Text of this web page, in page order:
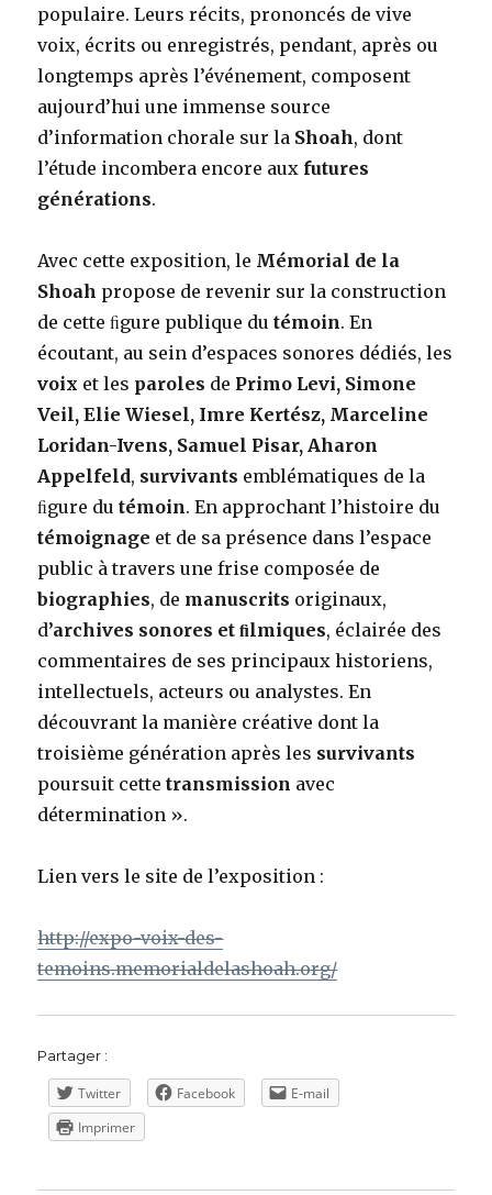
populaire. Leurs récits, prononcés de vive
voix, écrits ou enregistrés, pendant, après ou
longtemps après l’événement, composent
aujourd’hui une immense source
d’information chorale sur la Shoah, dont
l’étude incombera encore aux futures
générations.
Avec cette exposition, le Mémorial de la
Shoah propose de revenir sur la construction
de cette ﬁgure publique dutémoin. En
écoutant, au sein d’espaces sonores dédiés, les
voix et les paroles de Primo Levi, Simone
Veil, Elie Wiesel, Imre Kertész, Marceline
Loridan-Ivens, Samuel Pisar, Aharon
Appelfeld, survivants emblématiques de la
ﬁgure dutémoin. En approchant l’histoire du
témoignage et de sa présence dans l’espace
public à travers une frise composée de
biographies, de manuscrits originaux,
d’archives sonores et ﬁlmiques, éclairée des
commentaires de ses principaux historiens,
intellectuels, acteurs ou analystes. En
découvrant la manière créative dont la
troisième génération après les survivants
poursuit cettetransmission avec
détermination ».
Lien vers le site de l’exposition :
http://expo-voix-des-
temoins.memorialdelashoah.org/
Partager :
Twitter Facebook
E-mail
Imprimer